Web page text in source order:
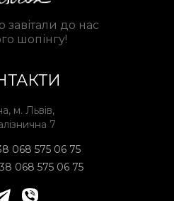
до нас
шопінгу!
м. Львів,
7
068 575 06 75
068 575 06 75